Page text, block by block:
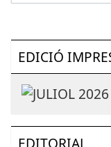
EDICIÓ
EDITORIAL